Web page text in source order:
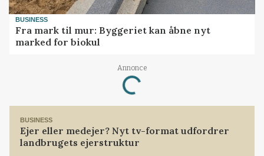
BUSINESS
Fra mark til mur: Byggeriet kan åbne nyt
marked for biokul
Annonce
Loading...
BUSINESS
Ejer eller medejer? Nyt tv-format udfordrer
landbrugets ejerstruktur